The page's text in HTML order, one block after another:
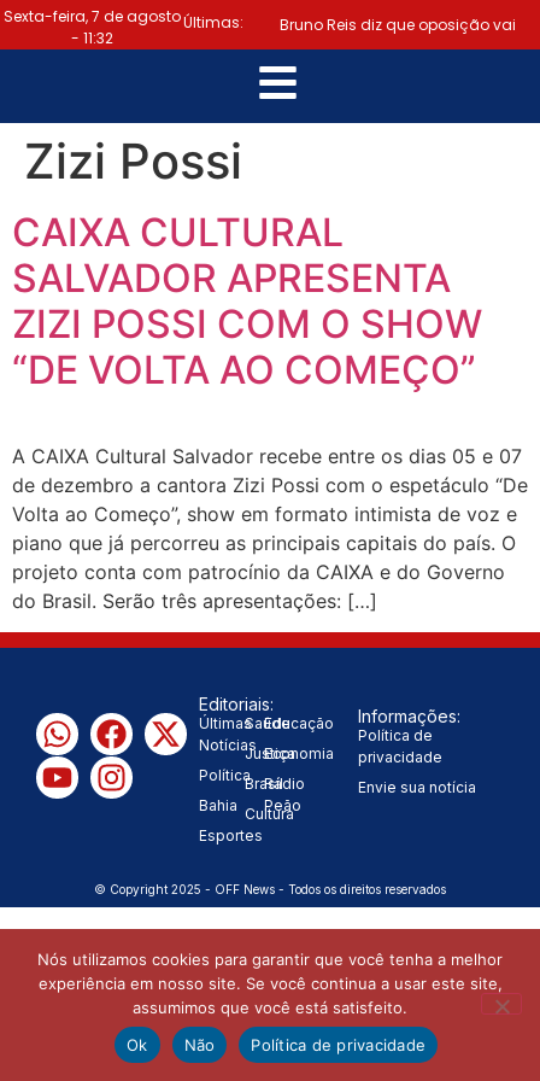
Sexta-feira, 7 de agosto
- 11:32
Últimas: Bruno Reis diz que oposição vai
escolher melhor estratégia para
vencer eleição nacional |
situação eleitoral e emitir título
termina hoje (6) | Samuel
Júnior luta em prol dos profissionais
de contabilidade | Prefeitura
serviço gratuito de alertas de
emergência para população |
“Tomamos a decisão de
caminhar com Flávio Bolsonaro”, diz
Jesus discorda de Zema sobre fim do
Bolsa Família: “Precisamos dar
condições para as pessoas
evoluírem” |
Zizi Possi
CAIXA CULTURAL
SALVADOR APRESENTA
ZIZI POSSI COM O SHOW
“DE VOLTA AO COMEÇO”
A CAIXA Cultural Salvador recebe entre os dias 05 e 07
de dezembro a cantora Zizi Possi com o espetáculo “De
Volta ao Começo”, show em formato intimista de voz e
piano que já percorreu as principais capitais do país. O
projeto conta com patrocínio da CAIXA e do Governo
do Brasil. Serão três apresentações: […]
Editoriais:
Últimas
Notícias
Política
Bahia
Esportes
Saúde
Justiça
Brasil
Cultura
Educação
Economia
Rádio
Peão
Informações:
Política de
privacidade
Envie sua notícia
© Copyright 2025 - OFF News - Todos os direitos reservados
Nós utilizamos cookies para garantir que você tenha a melhor
experiência em nosso site. Se você continua a usar este site,
assumimos que você está satisfeito.
Ok
Não Política de privacidade